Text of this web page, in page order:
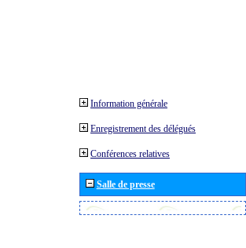
Information générale
Enregistrement des délégués
Conférences relatives
Salle de presse